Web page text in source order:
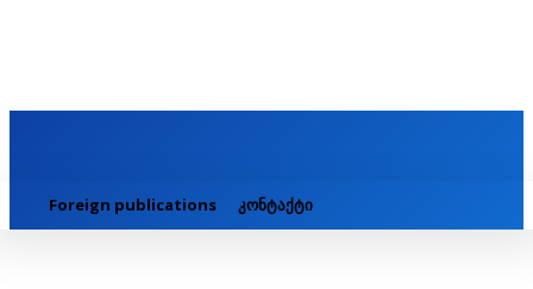
Foreign publications კონტაქტი